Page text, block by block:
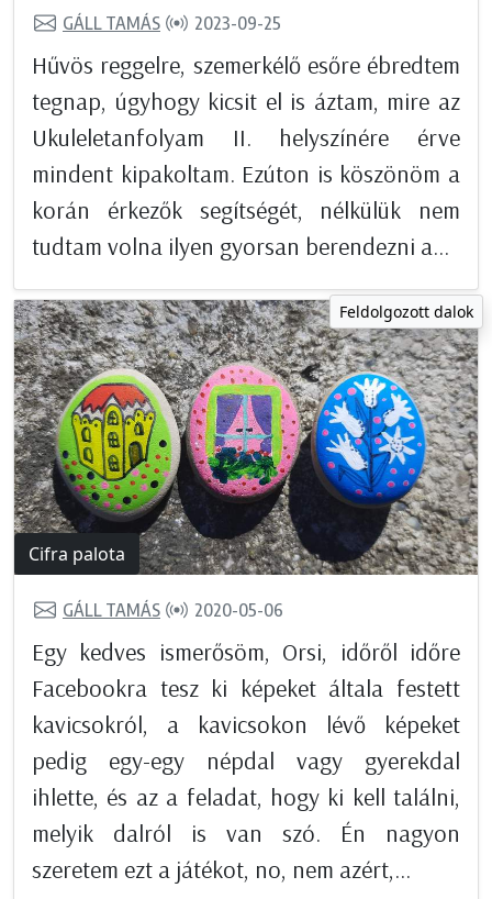
GÁLL TAMÁS 2023-09-25
Hűvös reggelre, szemerkélő esőre ébredtem
tegnap, úgyhogy kicsit el is áztam, mire az
Ukuleletanfolyam II. helyszínére érve
mindent kipakoltam. Ezúton is köszönöm a
korán érkezők segítségét, nélkülük nem
tudtam volna ilyen gyorsan berendezni a...
Feldolgozott dalok
Cifra palota
GÁLL TAMÁS 2020-05-06
Egy kedves ismerősöm, Orsi, időről időre
Facebookra tesz ki képeket általa festett
kavicsokról, a kavicsokon lévő képeket
pedig egy-egy népdal vagy gyerekdal
ihlette, és az a feladat, hogy ki kell találni,
melyik dalról is van szó. Én nagyon
szeretem ezt a játékot, no, nem azért,...